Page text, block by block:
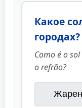
Какое
городах?
Como é o
o refrão?